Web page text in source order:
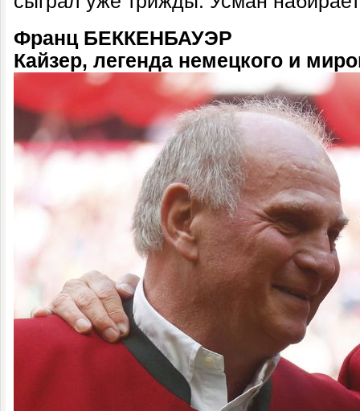
Франц БЕККЕНБАУЭР
Кайзер, легенда немецкого и